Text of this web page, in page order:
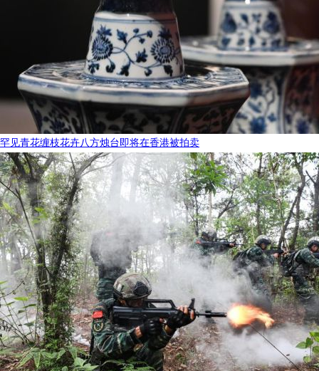
罕见青花缠枝花卉八方烛台即将在香港被拍卖